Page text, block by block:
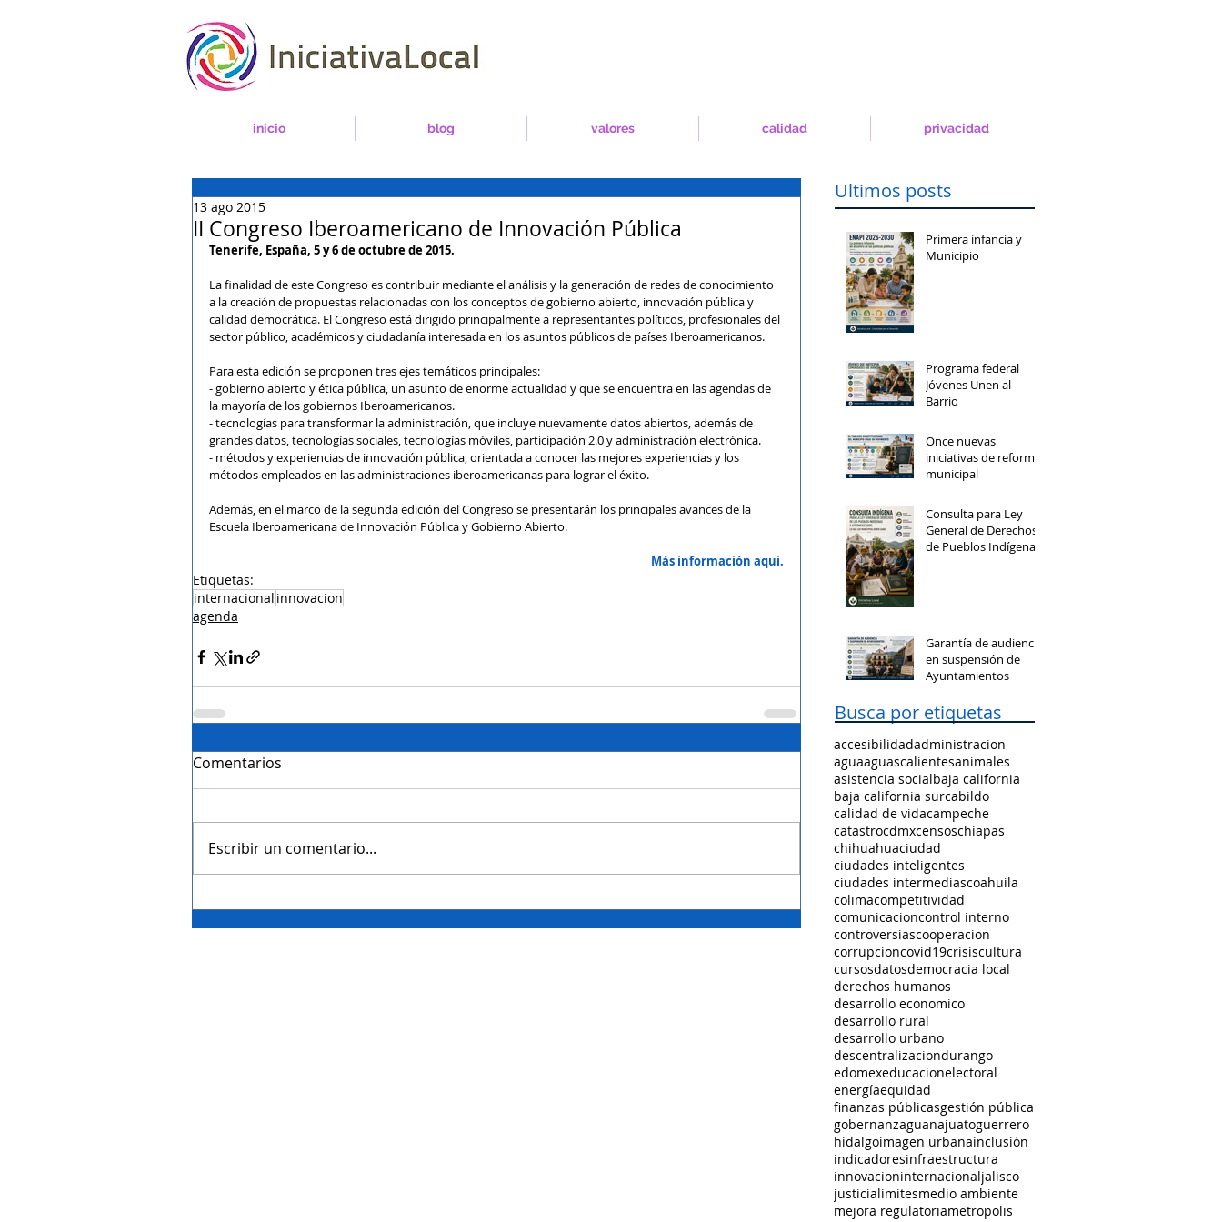
inicio blog valores calidad privacidad
II Congreso Iberoamericano de Innovación Pública
13 ago 2015
Tenerife, España, 5 y 6 de octubre de 2015.
La finalidad de este Congreso es contribuir mediante el análisis y la generación de redes de conocimiento
a la creación de propuestas relacionadas con los conceptos de gobierno abierto, innovación pública y
calidad democrática. El Congreso está dirigido principalmente a representantes políticos, profesionales del
sector público, académicos y ciudadanía interesada en los asuntos públicos de países Iberoamericanos.
Para esta edición se proponen tres ejes temáticos principales:
- gobierno abierto y ética pública, un asunto de enorme actualidad y que se encuentra en las agendas de
la mayoría de los gobiernos Iberoamericanos.
- tecnologías para transformar la administración, que incluye nuevamente datos abiertos, además de
grandes datos, tecnologías sociales, tecnologías móviles, participación 2.0 y administración electrónica.
- métodos y experiencias de innovación pública, orientada a conocer las mejores experiencias y los
métodos empleados en las administraciones iberoamericanas para lograr el éxito.
Además, en el marco de la segunda edición del Congreso se presentarán los principales avances de la
Escuela Iberoamericana de Innovación Pública y Gobierno Abierto.
Más información aqui.
Etiquetas:
internacional innovacion
agenda
Comentarios
Escribir un comentario...
Ultimos posts
Primera infancia y
Municipio
Programa federal
Jóvenes Unen al
Barrio
Once nuevas
iniciativas de reforma
municipal
Consulta para Ley
General de Derechos
de Pueblos Indígenas
Garantía de audiencia
en suspensión de
Ayuntamientos
Busca por etiquetas
accesibilidadadministracion
aguaaguascalientesanimales
asistencia socialbaja california
baja california surcabildo
calidad de vidacampeche
catastrocdmxcensoschiapas
chihuahuaciudad
ciudades inteligentes
ciudades intermediascoahuila
colimacompetitividad
comunicacioncontrol interno
controversiascooperacion
corrupcioncovid19crisiscultura
cursosdatosdemocracia local
derechos humanos
desarrollo economico
desarrollo rural
desarrollo urbano
descentralizaciondurango
edomexeducacionelectoral
energíaequidad
finanzas públicasgestión pública
gobernanzaguanajuatoguerrero
hidalgoimagen urbanainclusión
indicadoresinfraestructura
innovacioninternacionaljalisco
justicialimitesmedio ambiente
mejora regulatoriametropolis